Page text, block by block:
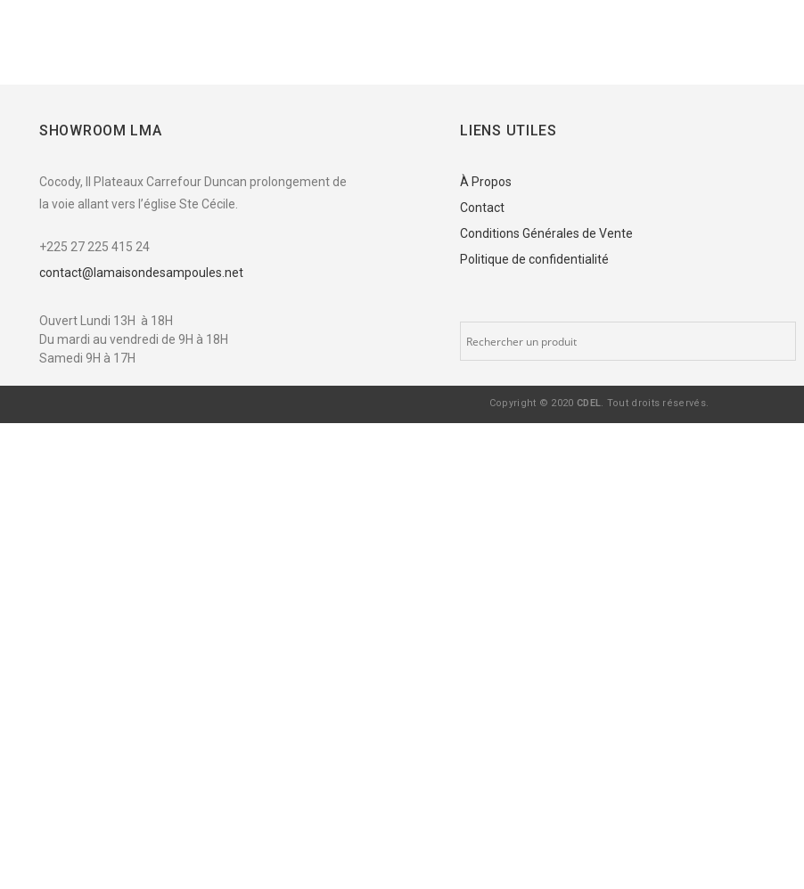
SHOWROOM LMA
Cocody, II Plateaux Carrefour Duncan prolongement de
la voie allant vers l’église Ste Cécile.
+225 27 225 415 24
contact@lamaisondesampoules.net
Ouvert Lundi 13H à 18H
Du mardi au vendredi de 9H à 18H
Samedi 9H à 17H
LIENS UTILES
À Propos
Contact
Conditions Générales de Vente
Politique de confidentialité
Copyright © 2020 CDEL. Tout droits réservés.